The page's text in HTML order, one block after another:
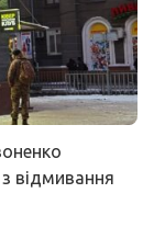
відмивання